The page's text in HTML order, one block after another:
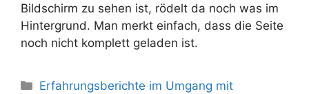
Bildschirm zu sehen ist, rödelt da noch was im
Hintergrund. Man merkt einfach, dass die Seite
noch nicht komplett geladen ist.
Kategorien
Erfahrungsberichte im Umgang mit